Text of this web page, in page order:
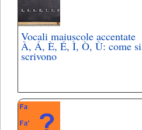
Vocali maiuscole accentate
À, Á, È, É, Ì, Ò, Ù: come si
scrivono